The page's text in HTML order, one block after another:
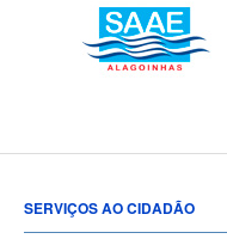
SERVIÇOS AO CIDADÃO